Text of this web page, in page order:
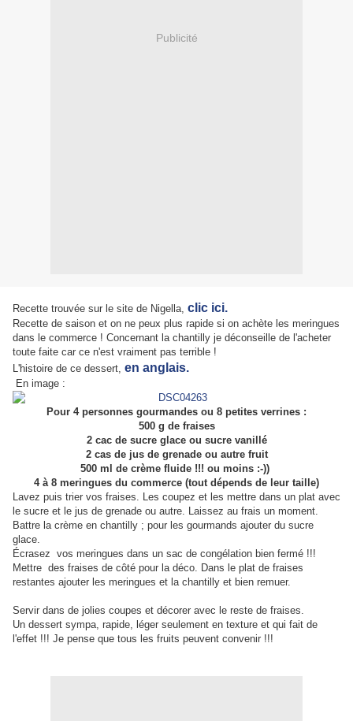
Publicité
Recette trouvée sur le site de Nigella, clic ici.
Recette de saison et on ne peux plus rapide si on achète les meringues
dans le commerce ! Concernant la chantilly je déconseille de l'acheter
toute faite car ce n'est vraiment pas terrible !
L'histoire de ce dessert, en anglais.
En image :
Pour 4 personnes gourmandes ou 8 petites verrines :
500 g de fraises
2 cac de sucre glace ou sucre vanillé
2 cas de jus de grenade ou autre fruit
500 ml de crème fluide !!! ou moins :-))
4 à 8 meringues du commerce (tout dépends de leur taille)
Lavez puis trier vos fraises. Les coupez et les mettre dans un plat avec
le sucre et le jus de grenade ou autre. Laissez au frais un moment.
Battre la crème en chantilly ; pour les gourmands ajouter du sucre
glace.
Écrasez vos meringues dans un sac de congélation bien fermé !!!
Mettre des fraises de côté pour la déco. Dans le plat de fraises
restantes ajouter les meringues et la chantilly et bien remuer.
Servir dans de jolies coupes et décorer avec le reste de fraises.
Un dessert sympa, rapide, léger seulement en texture et qui fait de
l'effet !!! Je pense que tous les fruits peuvent convenir !!!